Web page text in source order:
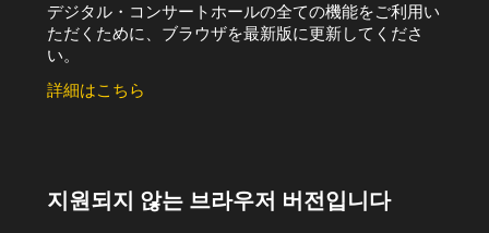
デジタル・コンサートホールの全ての機能をご利用い
ただくために、ブラウザを最新版に更新してくださ
い。
詳細はこちら
지원되지 않는 브라우저 버전입니다